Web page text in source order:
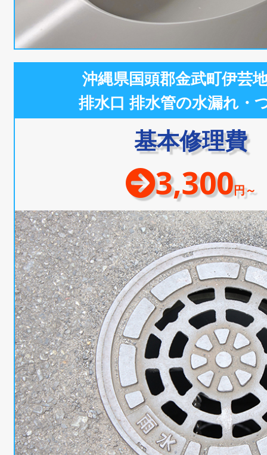
沖縄県国頭郡金武町伊芸
排水口 排水管の水漏れ・
基本修理費
3,300円～